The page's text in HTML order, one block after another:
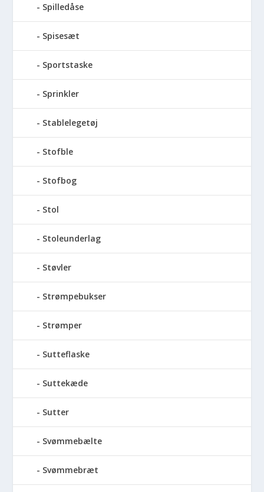
Spilledåse
Spisesæt
Sportstaske
Sprinkler
Stablelegetøj
Stofble
Stofbog
Stol
Stoleunderlag
Støvler
Strømpebukser
Strømper
Sutteflaske
Suttekæde
Sutter
Svømmebælte
Svømmebræt